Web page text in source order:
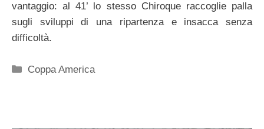
vantaggio: al 41’ lo stesso Chiroque raccoglie palla
sugli sviluppi di una ripartenza e insacca senza
difficoltà.
Categorie
Coppa America